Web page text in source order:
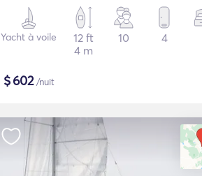
Yacht à voile
12 ft
4 m
10 4
$602/nuit